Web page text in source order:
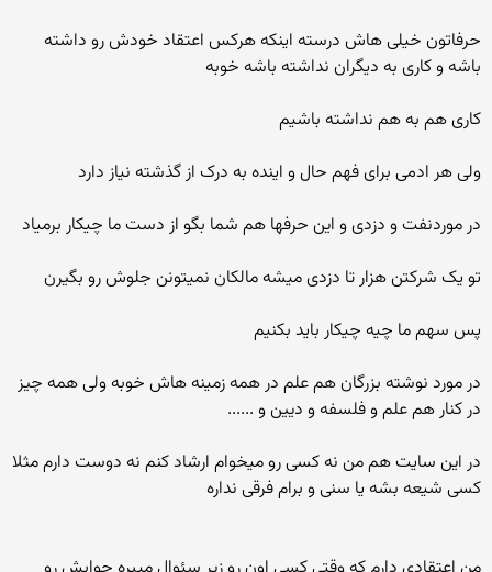
حرفاتون خیلی هاش درسته اینکه هرکس اعتقاد خودش رو داشته
باشه و کاری به دیگران نداشته باشه خوبه
کاری هم به هم نداشته باشیم
ولی هر ادمی برای فهم حال و اینده به درک از گذشته نیاز دارد
در موردنفت و دزدی و این حرفها هم شما بگو از دست ما چیکار برمیاد
تو یک شرکتن هزار تا دزدی میشه مالکان نمیتونن جلوش رو بگیرن
پس سهم ما چیه چیکار باید بکنیم
در مورد نوشته بزرگان هم علم در همه زمینه هاش خوبه ولی همه چیز
در کنار هم علم و فلسفه و دیین و ......
در این سایت هم من نه کسی رو میخوام ارشاد کنم نه دوست دارم مثلا
کسی شیعه بشه یا سنی و برام فرقی نداره